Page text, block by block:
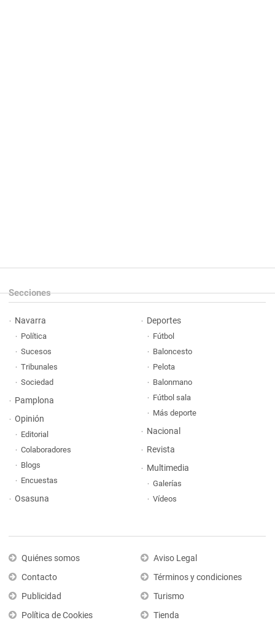
Secciones
Navarra
Política
Sucesos
Tribunales
Sociedad
Pamplona
Opinión
Editorial
Colaboradores
Blogs
Encuestas
Osasuna
Deportes
Fútbol
Baloncesto
Pelota
Balonmano
Fútbol sala
Más deporte
Nacional
Revista
Multimedia
Galerías
Vídeos
Quiénes somos
Contacto
Publicidad
Política de Cookies
Aviso Legal
Términos y condiciones
Turismo
Tienda